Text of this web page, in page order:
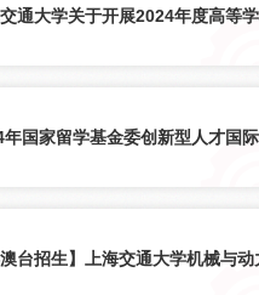
交通大学关于开展2024年度高等
年国家留学基金委创新型人才国
澳台招生】上海交通大学机械与